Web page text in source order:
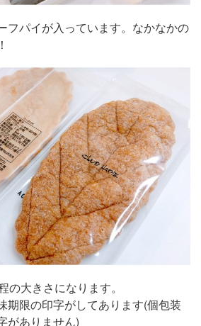
フパイが入っています。なかなかの
大きさになります。
期限の印字がしてあります(個包装
がありません)